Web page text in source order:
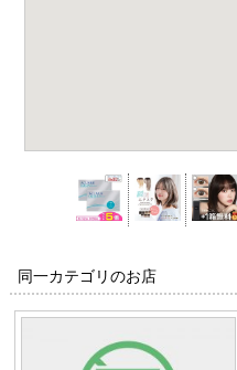
同一カテゴリのお店